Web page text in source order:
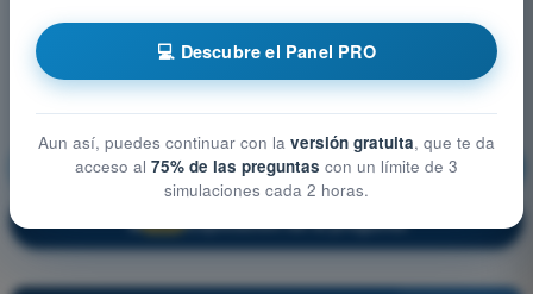
Seguridad operacional ¡Entrenamiento!
🔒 Explicación de la pregunta
💻 Descubre el Panel PRO
Aun así, puedes continuar con la versión gratuita, que te da
acceso al 75% de las preguntas con un límite de 3
simulaciones cada 2 horas.